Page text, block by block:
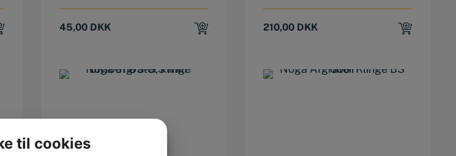
45,00 DKK 210,00 DKK
til cookies